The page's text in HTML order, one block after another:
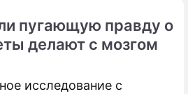
пугающую правду о
делают с мозгом
исследование с